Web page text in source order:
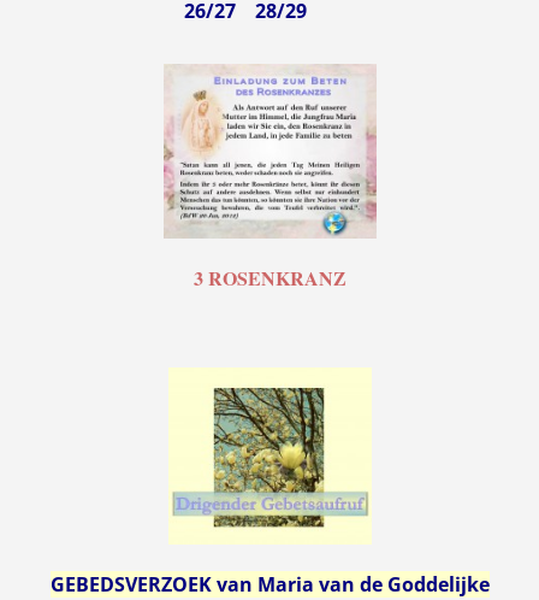
26/27 28/29
3 ROSENKRANZ
GEBEDSVERZOEK van Maria van de Goddelijke